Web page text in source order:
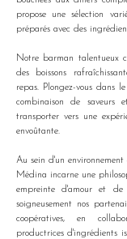
propose une sélection
préparés avec des
Notre barman talentueux
des boissons
repas. Plongez-vous dans
combinaison de saveurs
transporter vers une
envoûtante.
Au sein d'un
Médina incarne une
empreinte d'amour et de
soigneusement nos
coopératives, en
productrices d'ingrédients